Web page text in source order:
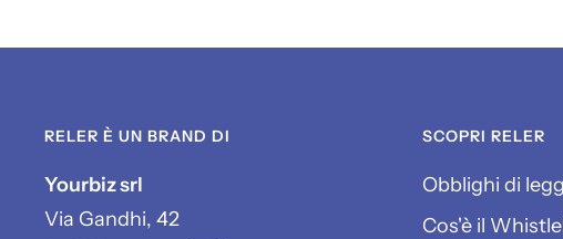
RELER È UN BRAND DI
Yourbiz srl
Via Gandhi, 42
SCOPRI RELER
Obblighi di
Cos'è il